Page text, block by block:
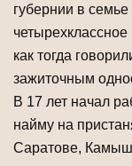
губернии в
как тогда
зажиточным
В 17 лет начал
найму на
Саратове,